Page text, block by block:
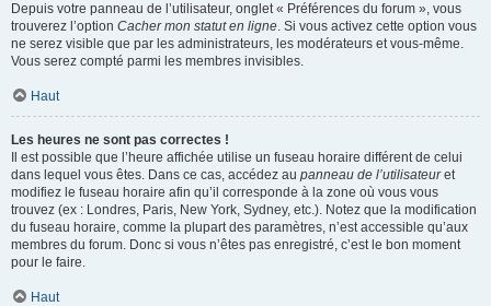
Depuis votre panneau de l’utilisateur, onglet « Préférences du forum », vous
trouverez l’option Cacher mon statut en ligne. Si vous activez cette option vous
ne serez visible que par les administrateurs, les modérateurs et vous-même.
Vous serez compté parmi les membres invisibles.
Haut
Les heures ne sont pas correctes !
Il est possible que l’heure affichée utilise un fuseau horaire différent de celui
dans lequel vous êtes. Dans ce cas, accédez au panneau de l’utilisateuret
modifiez le fuseau horaire afin qu’il corresponde à la zone où vous vous
trouvez (ex : Londres, Paris, New York, Sydney, etc.). Notez que la modification
du fuseau horaire, comme la plupart des paramètres, n’est accessible qu’aux
membres du forum. Donc si vous n’êtes pas enregistré, c’est le bon moment
pour le faire.
Haut